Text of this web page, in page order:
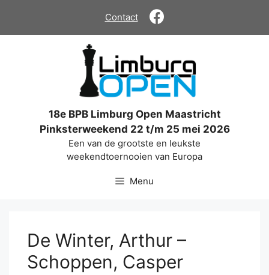
de
Contact
18e BPB Limburg Open Maastricht
Pinksterweekend 22 t/m 25 mei 2026
Een van de grootste en leukste
weekendtoernooien van Europa
Menu
De Winter, Arthur –
Schoppen, Casper